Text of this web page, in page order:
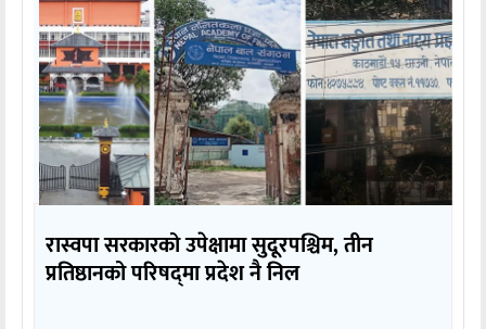
रास्वपा सरकारको उपेक्षामा सुदूरपश्चिम, तीन
प्रतिष्ठानको परिषद्‌मा प्रदेश नै निल